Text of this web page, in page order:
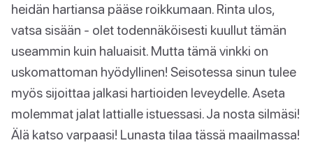
heidän hartiansa pääse roikkumaan. Rinta ulos,
vatsa sisään - olet todennäköisesti kuullut tämän
useammin kuin haluaisit. Mutta tämä vinkki on
uskomattoman hyödyllinen! Seisotessa sinun tulee
myös sijoittaa jalkasi hartioiden leveydelle. Aseta
molemmat jalat lattialle istuessasi. Ja nosta silmäsi!
Älä katso varpaasi! Lunasta tilaa tässä maailmassa!